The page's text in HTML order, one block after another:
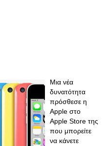
Μια νέα
δυνατότητα
πρόσθεσε η
Apple στο
Apple Store της
που μπορείτε
να κάνετε